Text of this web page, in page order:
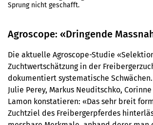
Sprung nicht geschafft.
Agroscope: «Dringende
Die aktuelle Agroscope-Studie
Zuchtwertschätzung in der
dokumentiert systematische
Julie Perey, Markus Neuditschko,
Lamon konstatieren: «Das sehr breit
Zuchtziel des Freibergerpferdes